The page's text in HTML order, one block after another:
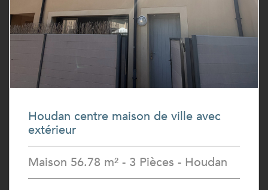
Houdan centre maison de ville avec
extérieur
Maison 56.78 m² - 3 Pièces - Houdan